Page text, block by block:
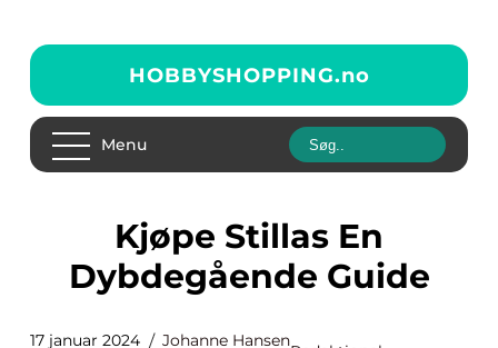
HOBBYSHOPPING.no
Menu
Kjøpe Stillas En
Dybdegående Guide
17 januar 2024 Johanne Hansen